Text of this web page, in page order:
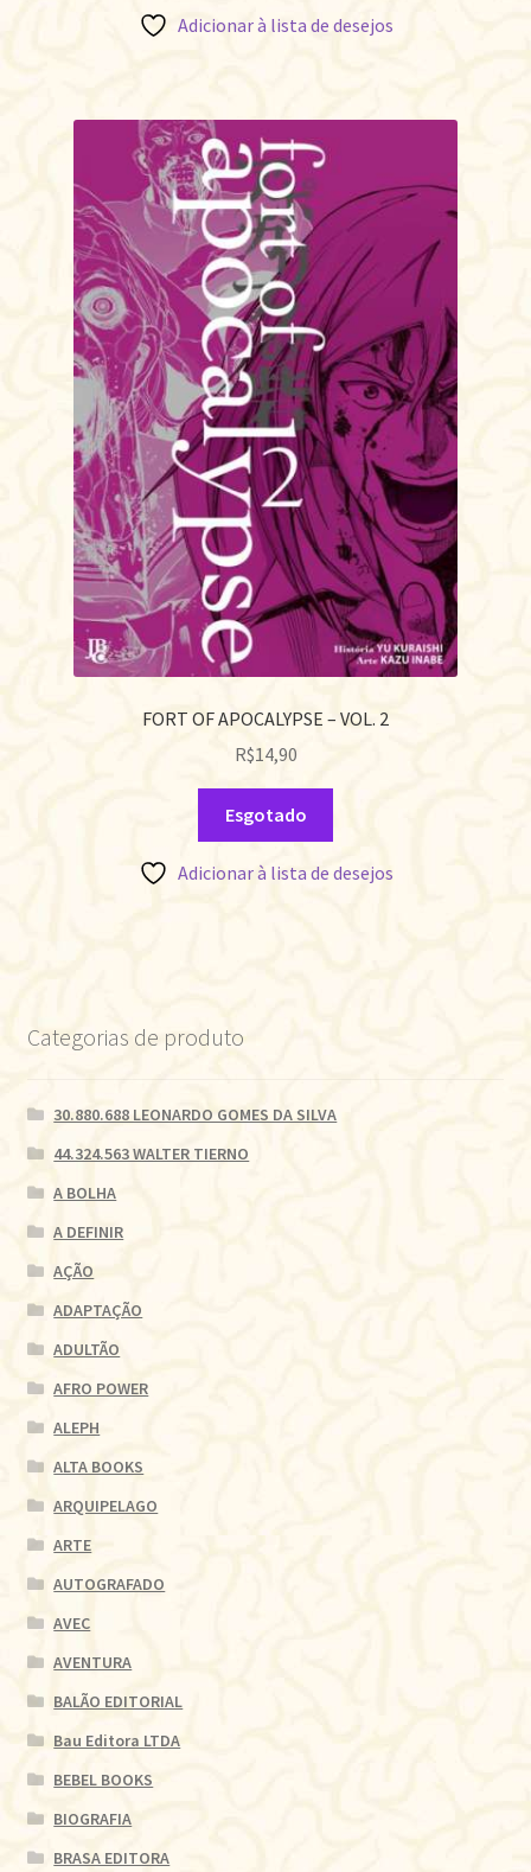
Adicionar à lista de desejos
FORT OF APOCALYPSE – VOL. 2
R$14,90
Esgotado
Adicionar à lista de desejos
Categorias de produto
30.880.688 LEONARDO GOMES DA SILVA
44.324.563 WALTER TIERNO
A BOLHA
A DEFINIR
AÇÃO
ADAPTAÇÃO
ADULTÃO
AFRO POWER
ALEPH
ALTA BOOKS
ARQUIPELAGO
ARTE
AUTOGRAFADO
AVEC
AVENTURA
BALÃO EDITORIAL
Bau Editora LTDA
BEBEL BOOKS
BIOGRAFIA
BRASA EDITORA